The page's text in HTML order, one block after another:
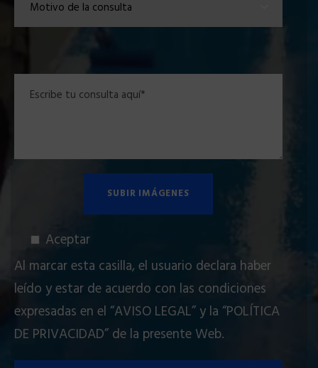
Aceptar
Al marcar esta casilla, el usuario declara haber
leído y estar de acuerdo con las condiciones
expresadas en el “AVISO LEGAL”y la “POLÍTICA
DE PRIVACIDAD” de la presente Web.